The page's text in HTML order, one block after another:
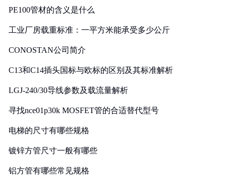
PE100管材的含义是什么
工业厂房载重标准：一平方米能承受多少公斤
CONOSTAN公司简介
C13和C14插头国标与欧标的区别及其标准解析
LGJ-240/30导线参数及载流量解析
寻找nce01p30k MOSFET管的合适替代型号
电梯的尺寸有哪些规格
镀锌方管尺寸一般有哪些
铝方管有哪些常见规格